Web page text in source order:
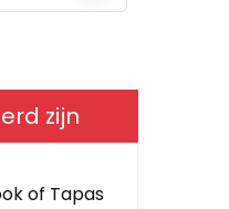
zijn
of Tapas